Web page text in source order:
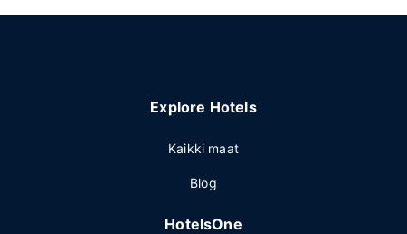
Explore Hotels
Kaikki maat
Blog
HotelsOne